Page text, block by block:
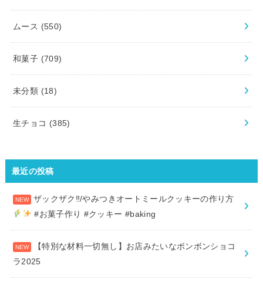
ムース (550)
和菓子 (709)
未分類 (18)
生チョコ (385)
最近の投稿
ザックザク‼︎/やみつきオートミールクッキーの作り方
#お菓子作り #クッキー #baking
【特別な材料一切無し】お店みたいなボンボンショコ
ラ2025